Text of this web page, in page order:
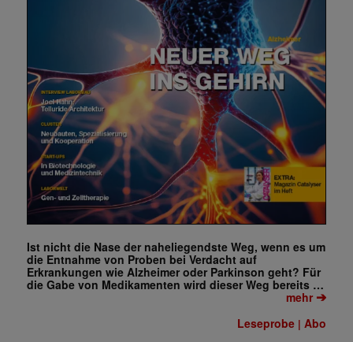
Ist nicht die Nase der naheliegendste Weg, wenn es um
die Entnahme von Proben bei Verdacht auf
Erkrankungen wie Alzheimer oder Parkinson geht? Für
die Gabe von Medikamenten wird dieser Weg bereits …
mehr ➔
Leseprobe |Abo